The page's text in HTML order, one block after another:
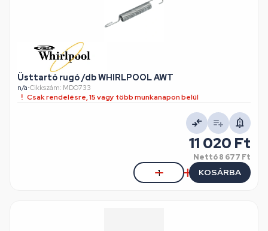
Üsttartó rugó /db WHIRLPOOL AWT
n/a•Cikkszám: MDO733
Csak rendelésre, 15 vagy több munkanapon belül
11 020 Ft
Nettó8 677 Ft
KOSÁRBA